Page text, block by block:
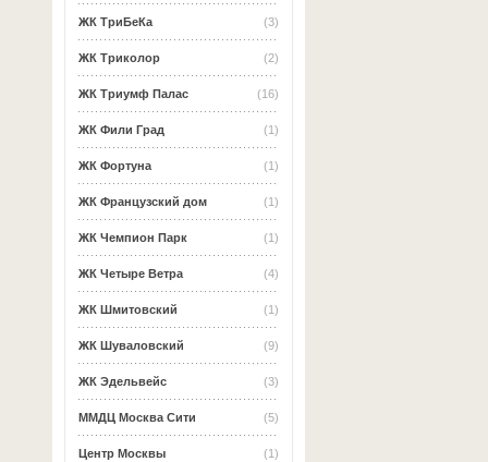
(3)
ЖК ТриБеКа
(2)
ЖК Триколор
(16)
ЖК Триумф Палас
(1)
ЖК Фили Град
(1)
ЖК Фортуна
(1)
ЖК Французский дом
(1)
ЖК Чемпион Парк
(4)
ЖК Четыре Ветра
(1)
ЖК Шмитовский
(9)
ЖК Шуваловский
(3)
ЖК Эдельвейс
(5)
ММДЦ Москва Сити
(1)
Центр Москвы